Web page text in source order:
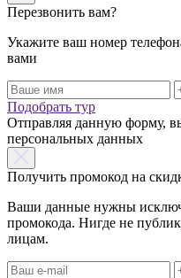
Перезвонить вам?
Укажите ваш номер
вами
Подобрать тур
Отправляя данную форму,
персональных данных
Получить промокод на
Ваши данные нужны
промокода. Нигде не
лицам.